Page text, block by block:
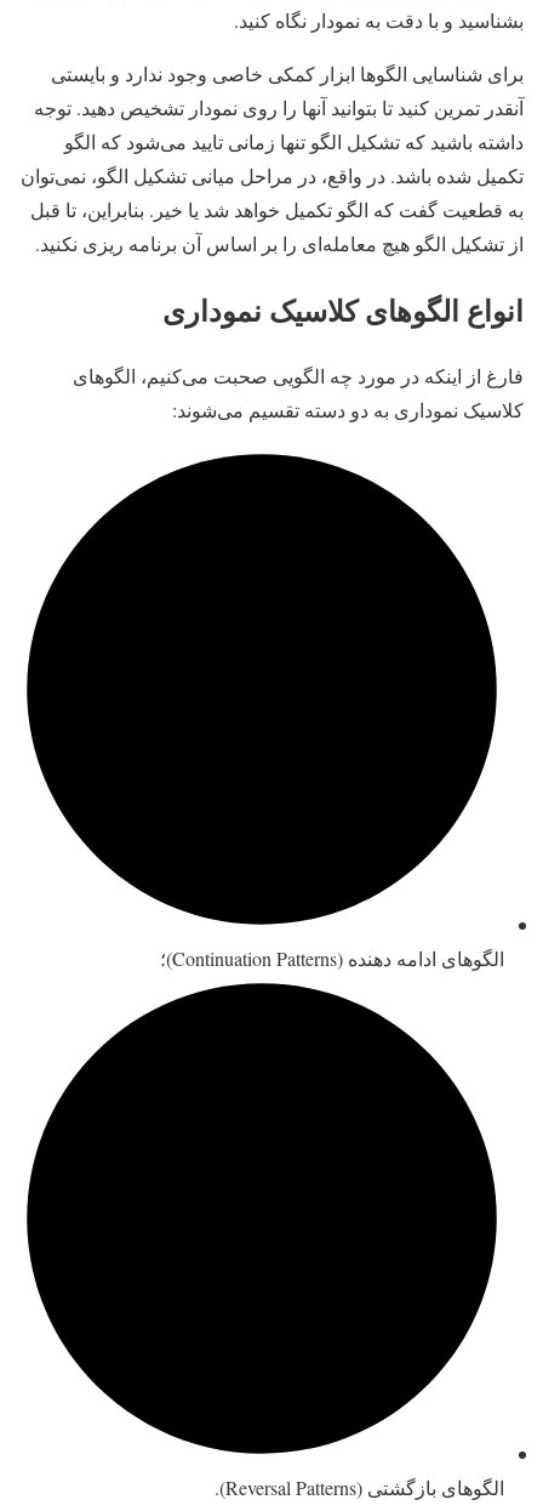
بشناسید و با دقت به نمودار نگاه کنید.
برای شناسایی الگوها ابزار کمکی خاصی وجود ندارد و بایستی
آنقدر تمرین کنید تا بتوانید آنها را روی نمودار تشخیص دهید. توجه
داشته باشید که تشکیل الگو تنها زمانی تایید می‌شود که الگو
تکمیل شده باشد. در واقع، در مراحل میانی تشکیل الگو، نمی‌توان
به قطعیت گفت که الگو تکمیل خواهد شد یا خیر. بنابراین، تا قبل
از تشکیل الگو هیچ معامله‌ای را بر اساس آن برنامه ریزی نکنید.
انواع الگوهای کلاسیک نموداری
فارغ از اینکه در مورد چه الگویی صحبت می‌کنیم، الگوهای
کلاسیک نموداری به دو دسته تقسیم می‌شوند:
الگوهای ادامه دهنده (Continuation Patterns)؛
الگوهای بازگشتی (Reversal Patterns).